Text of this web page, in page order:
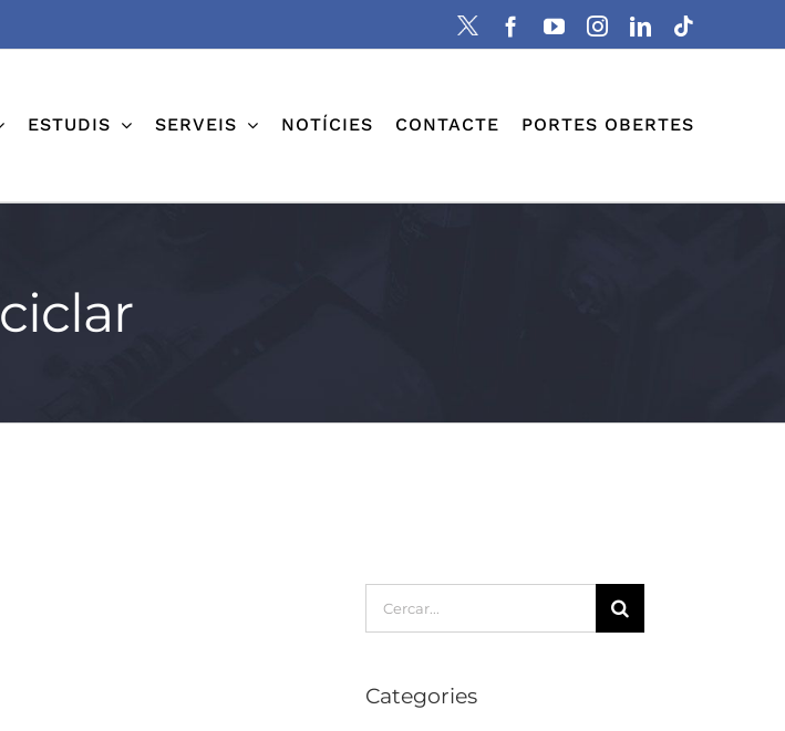
X Facebook
YouTubeInstagram
LinkedIn
ESTUDIS SERVEIS NOTÍCIES CONTACTE PORTES OBERTES
Cerca
…
Categories